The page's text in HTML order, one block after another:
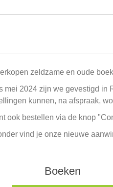
zeldzame en oude
mei 2024 zijn we gevestigd in
kunnen, na afspraak,
ook bestellen via de knop
vind je onze nieuwe
Boeken